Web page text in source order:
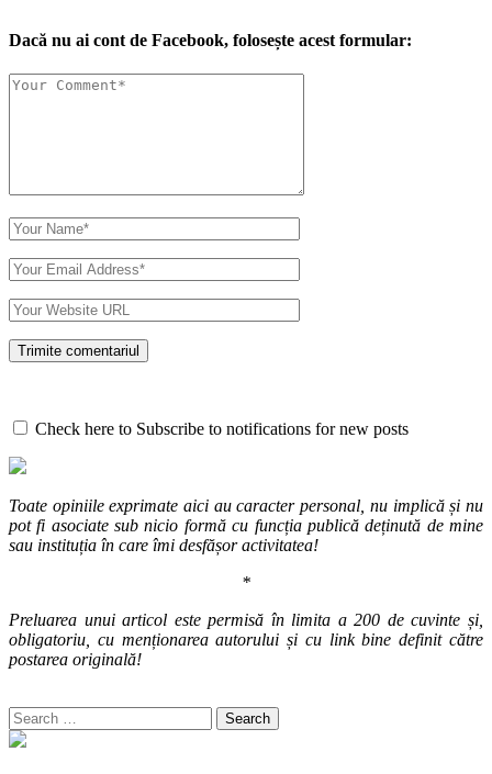
Dacă nu ai cont de Facebook, folosește acest formular:
Check here to Subscribe to notifications for new posts
Toate opiniile exprimate aici au caracter personal, nu implică și nu
pot fi asociate sub nicio formă cu funcția publică deținută de mine
sau instituția în care îmi desfășor activitatea!
*
Preluarea unui articol este permisă în limita a 200 de cuvinte și,
obligatoriu, cu menționarea autorului și cu link bine definit către
postarea originală!
Search
for: